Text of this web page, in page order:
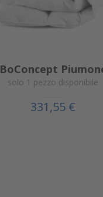
BoConcept
solo 1 pezzo disponibile
331,55 €